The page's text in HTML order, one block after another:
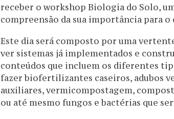
receber o workshop Biologia do Solo,
compreensão da sua importância para
Este dia será composto por uma
ver sistemas já implementados e
conteúdos que incluem os diferentes
fazer biofertilizantes caseiros, adubos
auxiliares, vermicompostagem,
ou até mesmo fungos e bactérias que